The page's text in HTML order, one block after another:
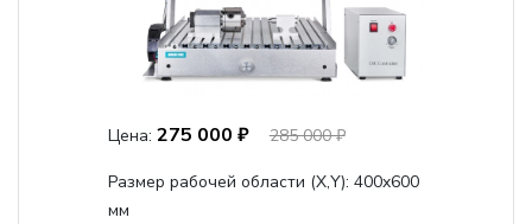
Цена: 275 000 ₽ 285 000 ₽
Размер рабочей области (Х,Y): 400x600
мм